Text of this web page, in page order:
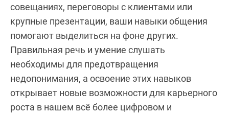
совещаниях, переговоры с клиентами или
крупные презентации, ваши навыки общения
помогают выделиться на фоне других.
Правильная речь и умение слушать
необходимы для предотвращения
недопонимания, а освоение этих навыков
открывает новые возможности для карьерного
роста в нашем всё более цифровом и